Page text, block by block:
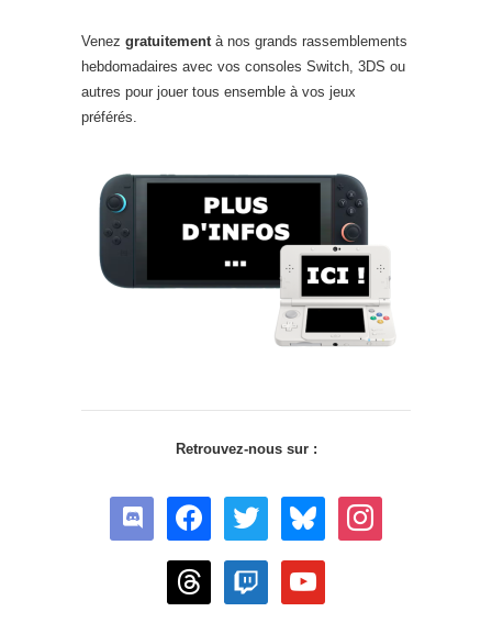
Venez gratuitement à nos grands rassemblements
hebdomadaires avec vos consoles Switch, 3DS ou
autres pour jouer tous ensemble à vos jeux
préférés.
Retrouvez-nous sur :
discord facebook twitter bluesky instagram
threads twitch youtube